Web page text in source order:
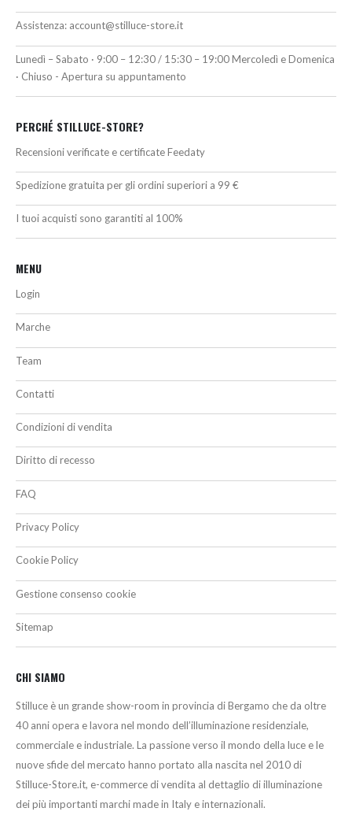
Assistenza: account@stilluce-store.it
Lunedì – Sabato · 9:00 – 12:30 / 15:30 – 19:00 Mercoledì e Domenica
· Chiuso - Apertura su appuntamento
PERCHÉ STILLUCE-STORE?
Recensioni verificate e certificate Feedaty
Spedizione gratuita per gli ordini superiori a 99 €
I tuoi acquisti sono garantiti al 100%
MENU
Login
Marche
Team
Contatti
Condizioni di vendita
Diritto di recesso
FAQ
Privacy Policy
Cookie Policy
Gestione consenso cookie
Sitemap
CHI SIAMO
Stilluce è un grande show-room in provincia di Bergamo che da oltre
40 anni opera e lavora nel mondo dell’illuminazione residenziale,
commerciale e industriale. La passione verso il mondo della luce e le
nuove sfide del mercato hanno portato alla nascita nel 2010 di
Stilluce-Store.it, e-commerce di vendita al dettaglio di illuminazione
dei più importanti marchi made in Italy e internazionali.